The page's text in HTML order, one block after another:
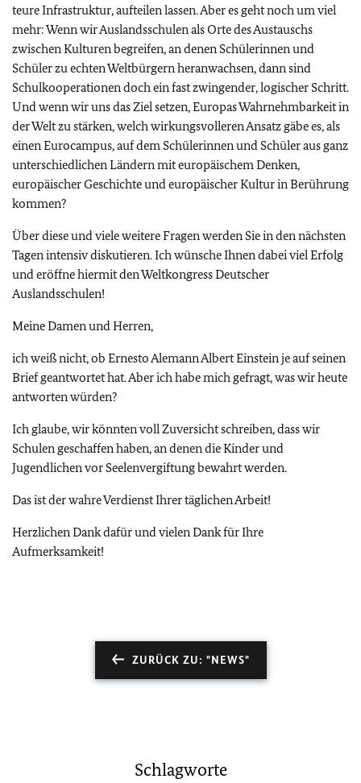
teure Infrastruktur, aufteilen lassen. Aber es geht noch um viel
mehr: Wenn wir Auslandsschulen als Orte des Austauschs
zwischen Kulturen begreifen, an denen Schülerinnen und
Schüler zu echten Weltbürgern heranwachsen, dann sind
Schulkooperationen doch ein fast zwingender, logischer Schritt.
Und wenn wir uns das Ziel setzen, Europas Wahrnehmbarkeit in
der Welt zu stärken, welch wirkungsvolleren Ansatz gäbe es, als
einen Eurocampus, auf dem Schülerinnen und Schüler aus ganz
unterschiedlichen Ländern mit europäischem Denken,
europäischer Geschichte und europäischer Kultur in Berührung
kommen?
Über diese und viele weitere Fragen werden Sie in den nächsten
Tagen intensiv diskutieren. Ich wünsche Ihnen dabei viel Erfolg
und eröffne hiermit den Weltkongress Deutscher
Auslandsschulen!
Meine Damen und Herren,
ich weiß nicht, ob Ernesto Alemann Albert Einstein je auf seinen
Brief geantwortet hat. Aber ich habe mich gefragt, was wir heute
antworten würden?
Ich glaube, wir könnten voll Zuversicht schreiben, dass wir
Schulen geschaffen haben, an denen die Kinder und
Jugendlichen vor Seelenvergiftung bewahrt werden.
Das ist der wahre Verdienst Ihrer täglichen Arbeit!
Herzlichen Dank dafür und vielen Dank für Ihre
Aufmerksamkeit!
ZURÜCK ZU: "NEWS"
Schlagworte